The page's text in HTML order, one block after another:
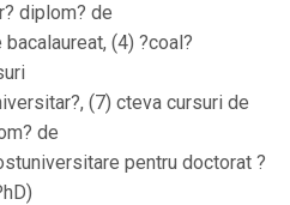
diplom? de
(4) ?coal?
(7) cteva cursuri de
de
pentru doctorat ?